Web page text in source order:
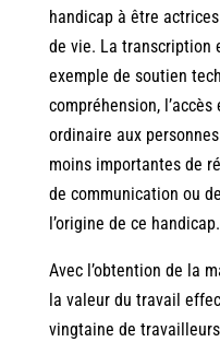
handicap à être
de vie. La transcription
exemple de soutien
compréhension,
ordinaire aux
moins importantes de
de communication ou
l’origine de ce handicap.
Avec l’obtention de la
la valeur du travail
vingtaine de